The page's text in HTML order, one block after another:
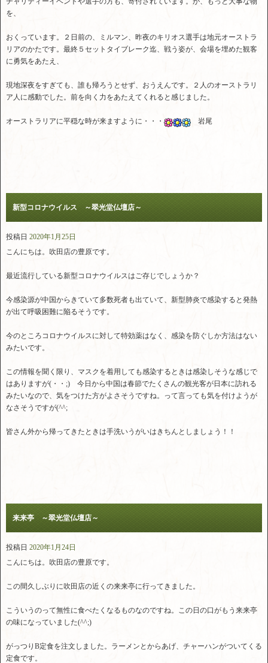
を、
おくっています。２日前の、ミルマン、昨夜のキリオス選手は地元オーストラ
リアのかたです。最終５セットタイブレーク迄、戦う姿が、会場を埋めた観客
に勇気をあたえ、
現地深夜をすぎても、誰も帰ろうとせず、おうえんです。２人のオーストラリ
ア人に感動でした。前を向く力をあたえてくれると感じました。
オーストラリアに平穏な時が来ますように・・・ 岩尾
新型コロナウイルス ～翠光堂仏壇店～
投稿日 2020年1月25日
こんにちは。吹田店の豊原です。
最近流行している新型コロナウイルスはご存じでしょうか？
今感染源が中国からきていて多数死者も出ていて、新型肺炎で感染すると発熱
が出て呼吸困難に陥るそうです。
今のところコロナウイルスに対して特効薬はなく、感染を防ぐしか方法はない
みたいです。
この情報を聞く限り、マスクを着用しても感染するときは感染しそうな感じで
はありますが(・・;) 今日から中国は春節でたくさんの観光客が日本に訪れる
みたいなので、気をつけた方がよさそうですね。って言っても気を付けようが
なさそうですが(^^;
皆さん外から帰ってきたときは手洗いうがいはきちんとしましょう！！
来来亭 ～翠光堂仏壇店～
投稿日 2020年1月24日
こんにちは。吹田店の豊原です。
この間久しぶりに吹田店の近くの来来亭に行ってきました。
こういうのって無性に食べたくなるものなのですね。この日の口がもう来来亭
の味になっていました(^^;)
がっつりB定食を注文しました。ラーメンとからあげ、チャーハンがついてくる
定食です。